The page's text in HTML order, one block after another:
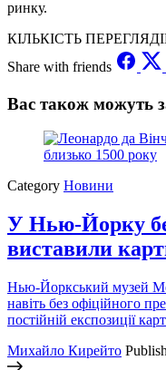
ринку.
КІЛЬКІСТЬ
Share with friends
Вас також можуть
Category Новини
У Нью-Йорку
виставили
Нью-Йоркський музей
навіть без офіційного
постійній експозиції
Михайло Кирейто